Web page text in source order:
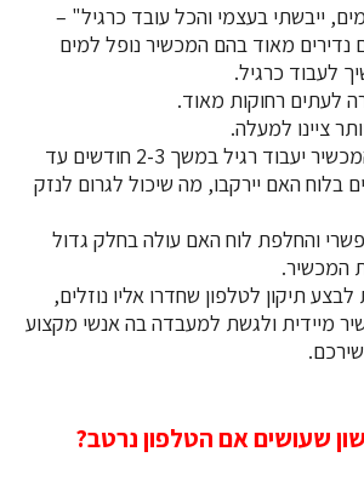
ייבשתי בעצמי והכל עובד כרגיל" –
נדירים מאוד בהם המכשיר נופל למים
לעבוד כרגיל.
לעתים רחוקות מאוד.
ציינו למעלה.
כמו כן, יכול להיות שהמכשיר יעבוד רגיל במשך 2-3 חודשים עד
בלוח האם יירקבו, מה שיכול לגרום לנזק
והחלפת לוח האם עולה בחלק גדול
לבצע תיקון לטלפון שחדרו אליו נוזלים,
מיידית ולגשת למעבדה בה אנשי מקצוע
שעושים אם הטלפון נרטב?